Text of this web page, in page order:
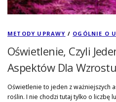
METODY UPRAWY / OGÓLNIE O
Oświetlenie, Czyli
Aspektów Dla
Oświetlenie to jeden z ważniejszych
roślin. I nie chodzi tutaj tylko o liczbę